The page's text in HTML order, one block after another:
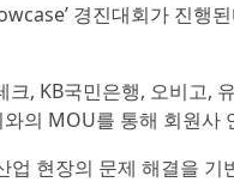
경진대회가 진행
, KB국민은행, 오비고,
의 MOU를 통해 회원사
업 현장의 문제 해결을